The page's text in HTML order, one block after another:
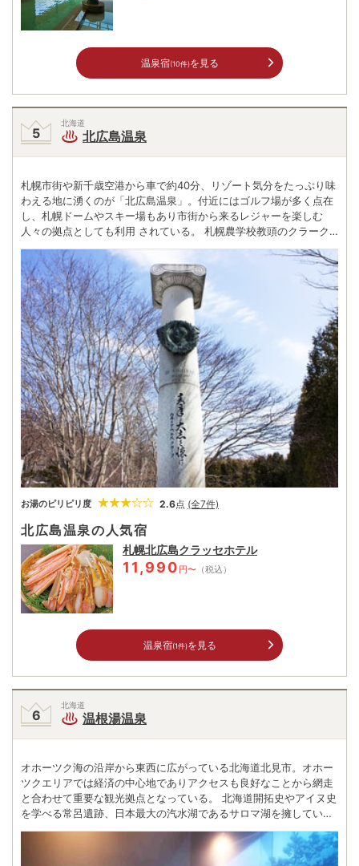
温泉宿(10件)を見る
北海道
北広島温泉
札幌市街や新千歳空港から車で約40分、リゾート気分をたっぷり味
わえる地に湧くのが「北広島温泉」。付近にはゴルフ場が多く点在
し、札幌ドームやスキー場もあり市街から来るレジャーを楽しむ
人々の拠点としても利用 されている。 札幌農学校教頭のクラーク
博士が明治10年に帰国の際に立ち寄って、かの有名な「青年よ大志
を抱け」という言葉を残したのはここ北広島である。「自然の森キ
ャンプ場」や「えこりん村」など大自然や動物 とのふれあいを満喫
できる施設もあり、ファミリーが余暇を楽しむ風景が多く見られ
る。 「千歳アウトレットモール・レラ」や「三井アウトレットパー
ク札幌北広島」など商業施設が充実しているのも嬉しい。レジャー
を思い切り楽しんだ後、その疲れを良質な温泉でゆっくり癒した
い。
お湯のピリピリ度 2.6点 (全7件)
北広島温泉の人気宿
札幌北広島クラッセホテル
11,990 円〜 （税込）
温泉宿(1件)を見る
北海道
温根湯温泉
オホーツク海の沿岸から東西に広がっている北海道北見市。オホー
ツクエリアでは経済の中心地でありアクセスも良好なことから網走
と合わせて重要な観光拠点となっている。 北海道開拓史やアイヌ史
を学べる常呂遺跡、日本最大の汽水湖であるサロマ湖を擁してい
る。北海道ではアイヌ民族が温泉を利用していた資料が残っている
が、温根湯（おんねゆ）温泉は明治32年（1899年）の開湯だ。 現
在は3軒の宿泊施設で楽しめる。ちなみに「おんね」とはアイヌ語